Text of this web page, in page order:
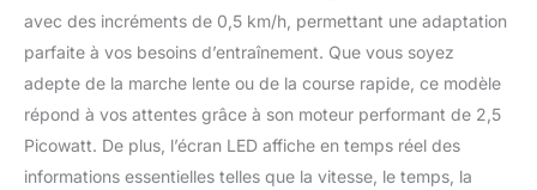
marche standard. Passez
d'une marche douce à
un entraînement en
pente intense en
quelques secondes
grâce au pied inclinable.
Adaptez vos séances à
avec des incréments de 0,5 km/h, permettant une adaptation
parfaite à vos besoins d’entraînement. Que vous soyez
adepte de la marche lente ou de la course rapide, ce modèle
répond à vos attentes grâce à son moteur performant de 2,5
Picowatt. De plus, l’écran LED affiche en temps réel des
informations essentielles telles que la vitesse, le temps, la